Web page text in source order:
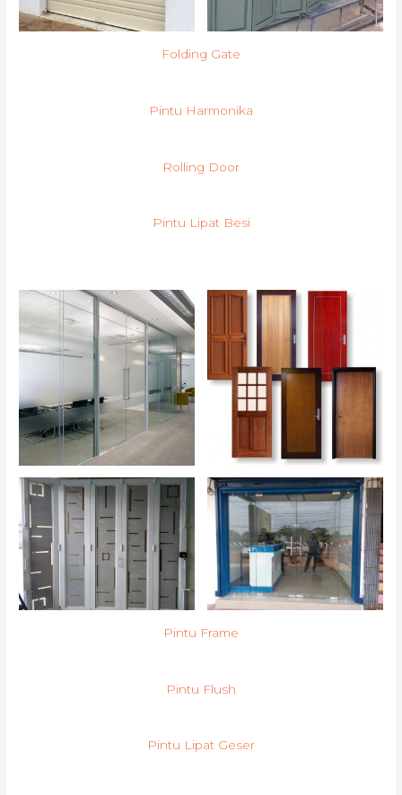
Folding Gate
Pintu Harmonika
Rolling Door
Pintu Lipat Besi
Pintu Frame
Pintu Flush
Pintu Lipat Geser